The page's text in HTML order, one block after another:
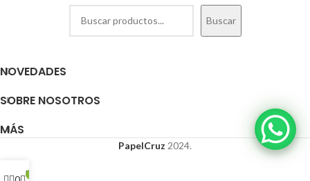
Buscar
NOVEDADES
SOBRE NOSOTROS
MÁS
PapelCruz 2024.
Mi cuenta